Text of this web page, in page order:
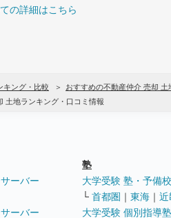
の詳細はこちら
キング・比較 おすすめの不動産仲介 売却 土
土地ランキング・口コミ情報
ーバー
ーバー
塾
大学受験 塾・予備
└ 首都圏 ｜ 東海 ｜ 近
大学受験 個別指導